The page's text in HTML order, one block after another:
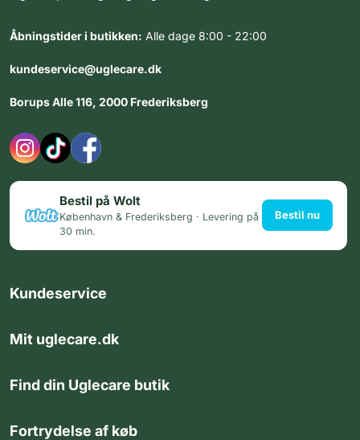
Åbningstider i butikken: Alle dage 8:00 - 22:00
kundeservice@uglecare.dk
Borups Alle 116, 2000 Frederiksberg
Bestil på Wolt
København & Frederiksberg · Levering på
30 min.
Bestil nu
Kundeservice
Mit uglecare.dk
Find din Uglecare butik
Fortrydelse af køb